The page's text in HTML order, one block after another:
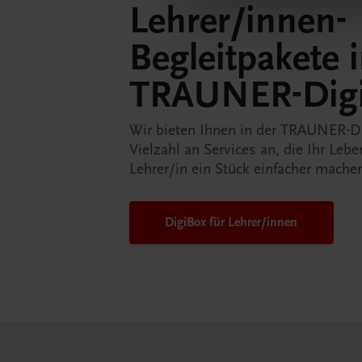
Lehrer/innen-
Begleitpakete
TRAUNER-
Wir bieten Ihnen in der TRAUNER-
Vielzahl an Services an, die Ihr
Lehrer/in ein Stück einfacher
DigiBox für Lehrer/innen